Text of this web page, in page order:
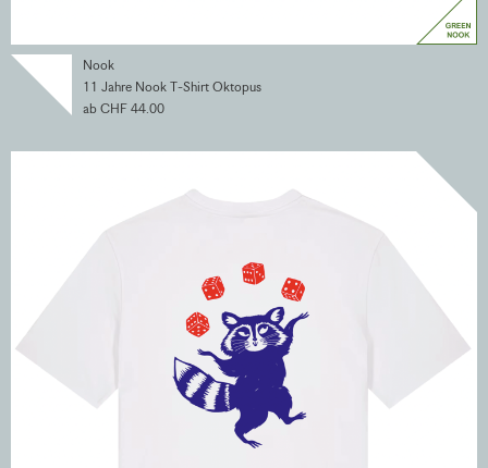
Nook
11 Jahre Nook T-Shirt Oktopus
ab CHF 44.00